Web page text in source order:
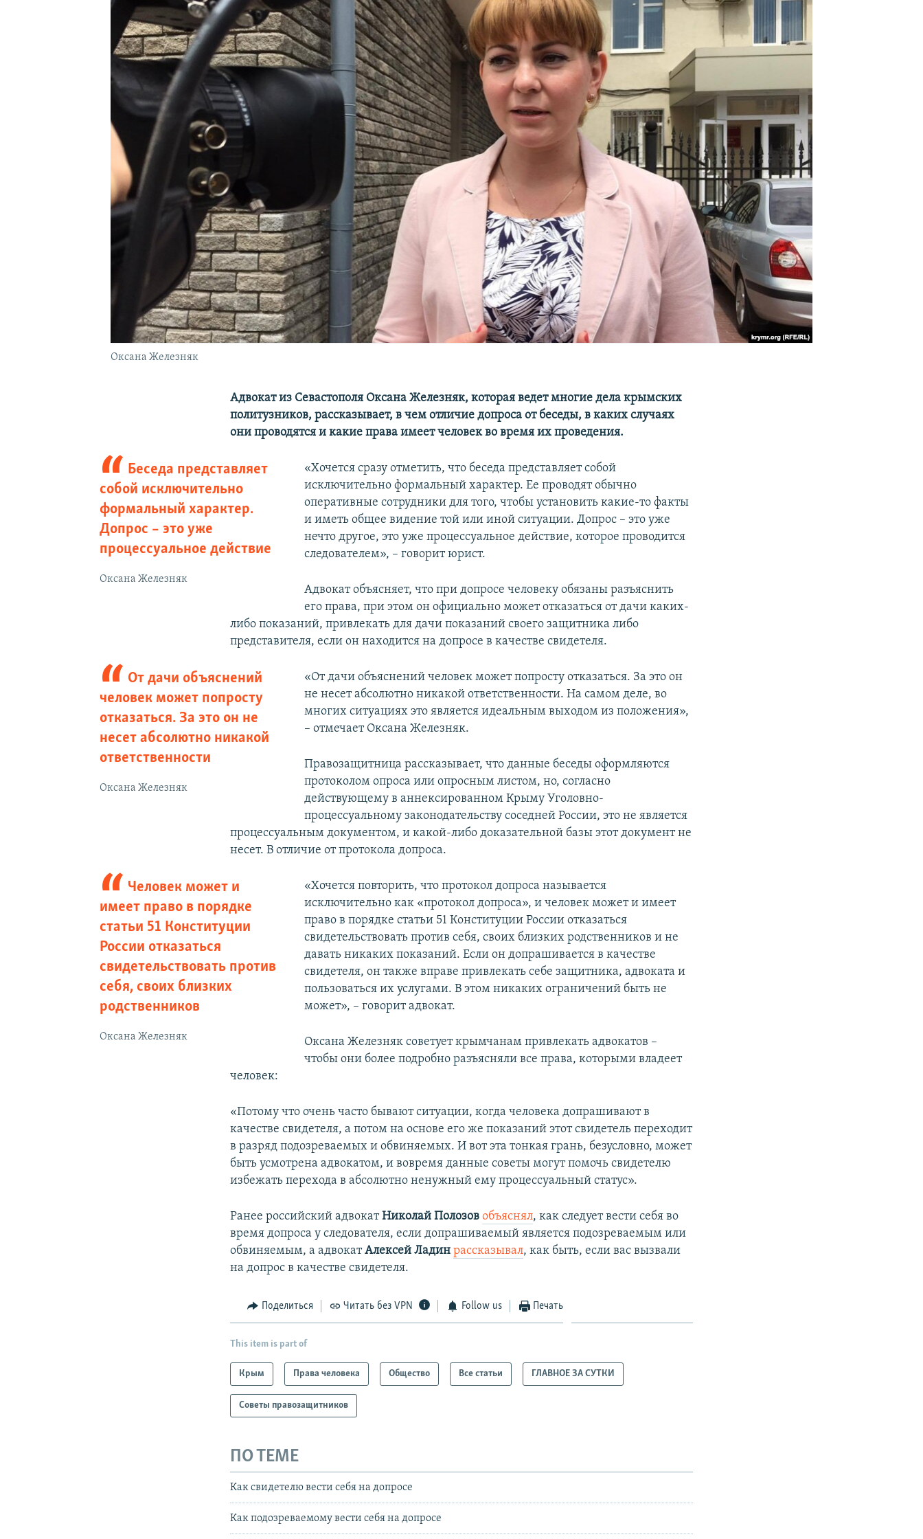
УКРАИНСКАЯ ПРОБЛЕМА КРЫМА
Оксана Железняк
Адвокат из Севастополя Оксана Железняк, которая ведет многие дела крымских
политузников, рассказывает, в чем отличие допроса от беседы, в каких случаях
они проводятся и какие права имеет человек во время их проведения.
Беседа представляет
собой исключительно
формальный характер.
Допрос – это уже
процессуальное действие
Оксана Железняк
«Хочется сразу отметить, что беседа представляет собой
исключительно формальный характер. Ее проводят обычно
оперативные сотрудники для того, чтобы установить какие-то факты
и иметь общее видение той или иной ситуации. Допрос – это уже
нечто другое, это уже процессуальное действие, которое проводится
следователем», – говорит юрист.
Адвокат объясняет, что при допросе человеку обязаны разъяснить
его права, при этом он официально может отказаться от дачи каких-
либо показаний, привлекать для дачи показаний своего защитника либо
представителя, если он находится на допросе в качестве свидетеля.
От дачи объяснений
человек может попросту
отказаться. За это он не
несет абсолютно никакой
ответственности
Оксана Железняк
«От дачи объяснений человек может попросту отказаться. За это он
не несет абсолютно никакой ответственности. На самом деле, во
многих ситуациях это является идеальным выходом из положения»,
– отмечает Оксана Железняк.
Правозащитница рассказывает, что данные беседы оформляются
протоколом опроса или опросным листом, но, согласно
действующему в аннексированном Крыму Уголовно-
процессуальному законодательству соседней России, это не является
процессуальным документом, и какой-либо доказательной базы этот документ не
несет. В отличие от протокола допроса.
Человек может и
имеет право в порядке
статьи 51 Конституции
России отказаться
свидетельствовать против
себя, своих близких
родственников
Оксана Железняк
«Хочется повторить, что протокол допроса называется
исключительно как «протокол допроса», и человек может и имеет
право в порядке статьи 51 Конституции России отказаться
свидетельствовать против себя, своих близких родственников и не
давать никаких показаний. Если он допрашивается в качестве
свидетеля, он также вправе привлекать себе защитника, адвоката и
пользоваться их услугами. В этом никаких ограничений быть не
может», – говорит адвокат.
Оксана Железняк советует крымчанам привлекать адвокатов –
чтобы они более подробно разъясняли все права, которыми владеет
человек:
«Потому что очень часто бывают ситуации, когда человека допрашивают в
качестве свидетеля, а потом на основе его же показаний этот свидетель переходит
в разряд подозреваемых и обвиняемых. И вот эта тонкая грань, безусловно, может
быть усмотрена адвокатом, и вовремя данные советы могут помочь свидетелю
избежать перехода в абсолютно ненужный ему процессуальный статус».
Ранее российский адвокатНиколай Полозов объяснял, как следует вести себя во
время допроса у следователя, если допрашиваемый является подозреваемым или
обвиняемым, а адвокатАлексей Ладин рассказывал, как быть, если вас вызвали
на допрос в качестве свидетеля.
Поделиться Читать без VPN Follow us Печать
This item is part of
Крым Права человека Общество Все статьи ГЛАВНОЕ ЗА СУТКИ
Советы правозащитников
ПО ТЕМЕ
Как свидетелю вести себя на допросе
Как подозреваемому вести себя на допросе